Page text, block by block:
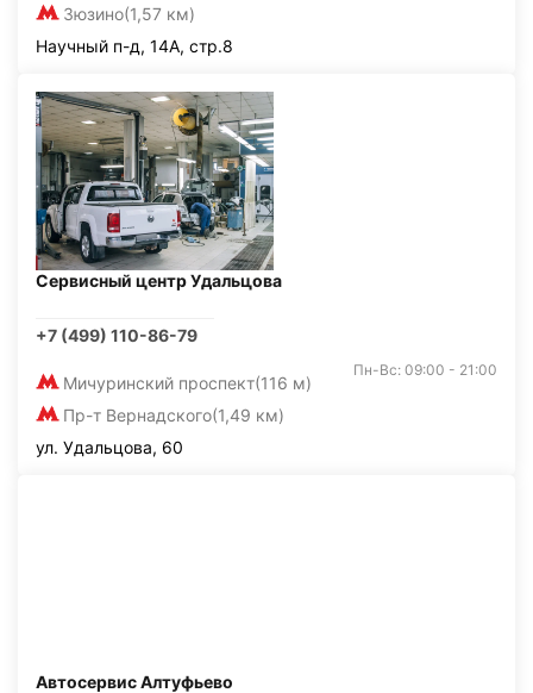
Зюзино(1,57 км)
Научный п-д, 14А, стр.8
Сервисный центр Удальцова
+7 (499) 110-86-79
Мичуринский проспект(116 м)
Пр-т Вернадского(1,49 км)
Пн-Вс: 09:00 - 21:00
ул. Удальцова, 60
Автосервис Алтуфьево